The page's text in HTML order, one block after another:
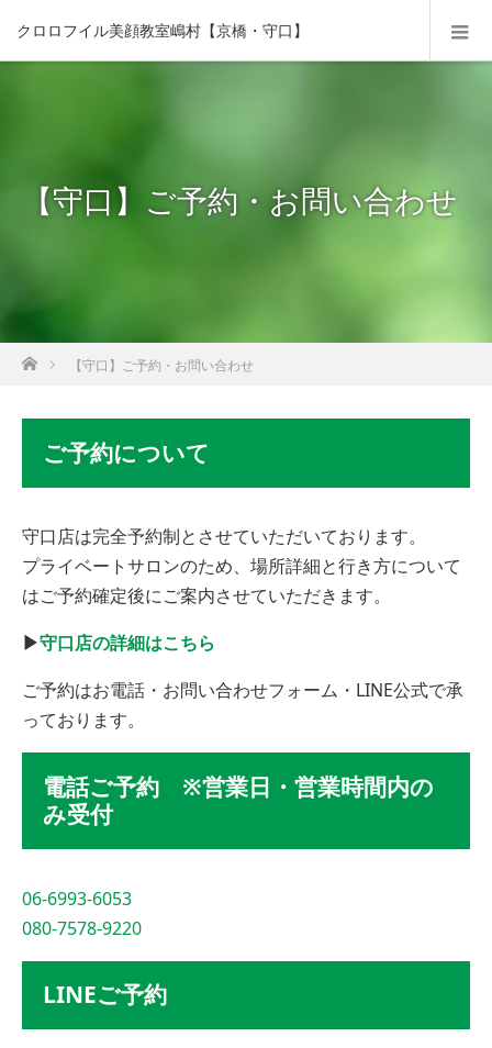
クロロフイル美顔教室嶋村【京橋・守口】
【守口】ご予約・お問い合わせ
ホーム 【守口】ご予約・お問い合わせ
ご予約について
守口店は完全予約制とさせていただいております。
プライベートサロンのため、場所詳細と行き方について
はご予約確定後にご案内させていただきます。
▶︎守口店の詳細はこちら
ご予約はお電話・お問い合わせフォーム・LINE公式で承
っております。
電話ご予約 ※営業日・営業時間内の
み受付
06-6993-6053
080-7578-9220
LINEご予約